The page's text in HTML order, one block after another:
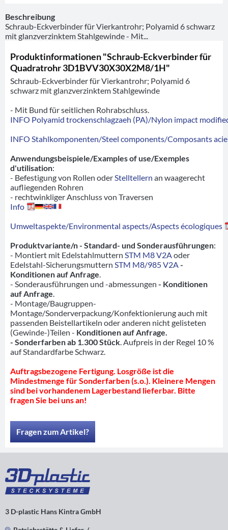
Beschreibung
Schraub-Eckverbinder für Vierkantrohr; Polyamid 6 schwarz
mit glanzverzinktem Stahlgewinde - Mit...
Produktinformationen "Schraub-Eckverbinder für
Quadratrohr 3D1BVV30X30X2M8/1H"
Schraub-Eckverbinder für Vierkantrohr; Polyamid 6
schwarz mit glanzverzinktem Stahlgewinde
- Mit Bund für seitlichen Rohrabschluss.
INFO Polyamid trockenschlagzaeh (PA)/Nylon impact
INFO Stahlkomponenten/Steel components/Composants
Anwendungsbeispiele/Examples of use/Exemples
d'utilisation:
- Befestigung von Rollen oder Stelltellern an waagerecht
aufliegenden Rohren
- rechtwinkliger Anschluss von Traversen
Info
Umweltaspekte/Environmental aspects/Aspects écologiques
Produktvariante/n - Standard- und Sonderausführungen:
- Montiert mit Edelstahlmuttern STM M8 V2A oder
Edelstahl-Sicherungsmuttern STM M8/985 V2A -
Konditionen auf Anfrage
- Sonderausführungen und -abmessungen - Konditionen
auf Anfrage
- Montage/Baugruppen-
Montage/Sonderverpackung/Konfektionierung auch mit
passenden Beistellartikeln oder anderen nicht gelisteten
(Gewinde-)Teilen - Konditionen auf Anfrage.
- Sonderfarben ab 1.300 Stück . Aufpreis in der Regel 10 %
auf Standardfarbe Schwarz.
Auftragsbezogene Fertigung. Losgröße ist die
Mindestmenge für Sonderfarben (s.o.). Kleinere Mengen
sind bei vorhandenem Lagerbestand lieferbar. Bitte
fragen Sie bei uns an!
Fragen zum Artikel?
3 D-plastic Hans Kintra GmbH